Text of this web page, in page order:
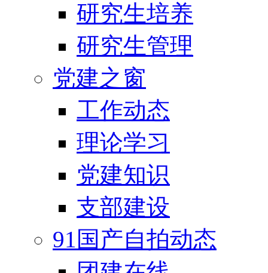
研究生培养
研究生管理
党建之窗
工作动态
理论学习
党建知识
支部建设
91国产自拍动态